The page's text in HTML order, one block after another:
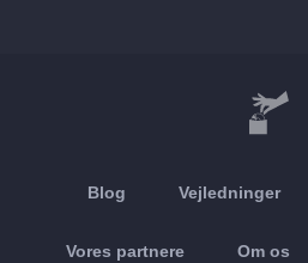
Blog Vejledninger
Vores partnere Om os